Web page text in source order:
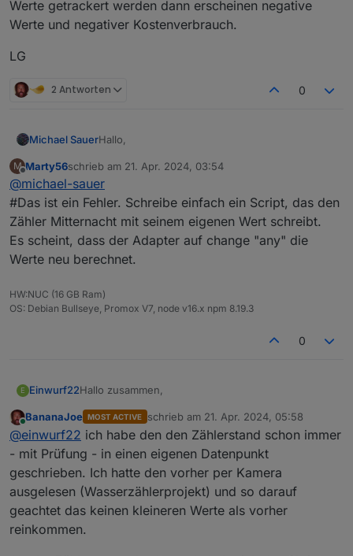
Werte getrackert werden dann erscheinen negative
Werte und negativer Kostenverbrauch.
LG
2 Antworten 0
Michael SauerHallo,
habe das Problem das bei einem Tageswechsel
der Zähler nicht auf null gesetzt wird.
Er fängt erst an umzuschalten wenn wieder
Verbrauch ist.
Ist das eine Einstellung oder ein Fehler?
M
Offline
Marty56schrieb am 21. Apr. 2024, 03:54
zuletzt editiert von
@michael-sauer
#Das ist ein Fehler. Schreibe einfach ein Script, das den
Zähler Mitternacht mit seinem eigenen Wert schreibt.
Es scheint, dass der Adapter auf change "any" die
Werte neu berechnet.
HW:NUC (16 GB Ram)
OS: Debian Bullseye, Promox V7, node v16.x npm 8.19.3
0
E Einwurf22Hallo zusammen,
was für möglichkeiten gibt es bei einem
Zählerwechsel, was muss genau angepasst
werden? Wenn die neuen Werte getrackert werden
dann erscheinen negative Werte und negativer
Kostenverbrauch.
LG
Online
BananaJoe MOST ACTIVE schrieb am 21. Apr. 2024, 05:58
zuletzt editiert von
@einwurf22 ich habe den den Zählerstand schon immer
- mit Prüfung - in einen eigenen Datenpunkt
geschrieben. Ich hatte den vorher per Kamera
ausgelesen (Wasserzählerprojekt) und so darauf
geachtet das keinen kleineren Werte als vorher
reinkommen.